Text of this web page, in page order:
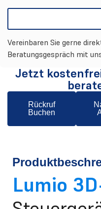
Vereinbaren Sie gerne
Beratungsgespräch mit
Jetzt
Rückruf
Buchen
Lumio